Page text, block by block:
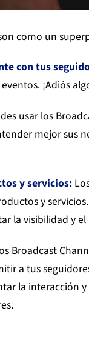
como un
con tus
¡Adiós
usar los
mejor sus
y servicios:
y
la visibilidad y
Broadcast
a tus
la interacción